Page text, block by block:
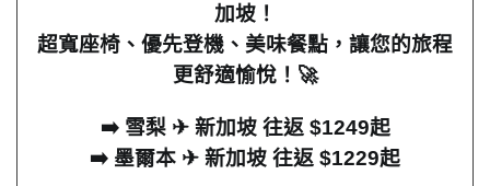
加坡！
超寬座椅、優先登機、美味餐點，讓您的旅程
更舒適愉悅！ 🚀
➡️ 雪梨 ✈ 新加坡 往返$1249起
➡️ 墨爾本 ✈ 新加坡 往返 $1229起